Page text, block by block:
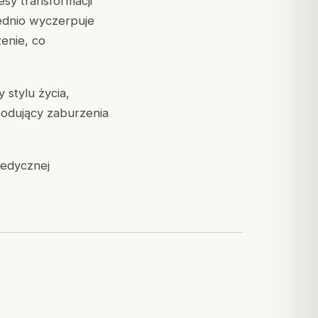
wyczerpuje
co
stylu życia,
zaburzenia